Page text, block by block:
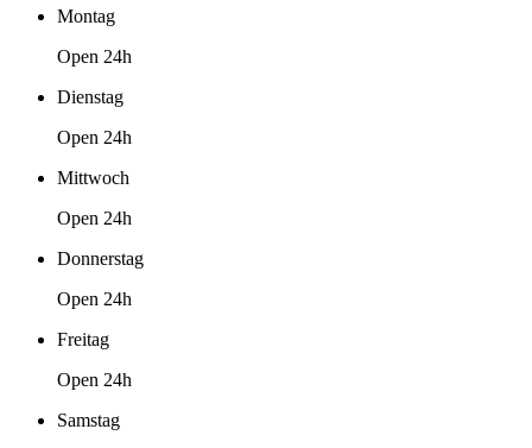
Montag
Open 24h
Dienstag
Open 24h
Mittwoch
Open 24h
Donnerstag
Open 24h
Freitag
Open 24h
Samstag